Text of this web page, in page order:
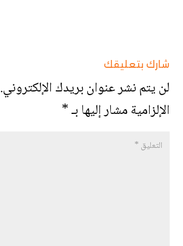
شارك بتعليقك
لن يتم نشر عنوان بريدك الإلكتروني.
الإلزامية مشار إليها بـ*